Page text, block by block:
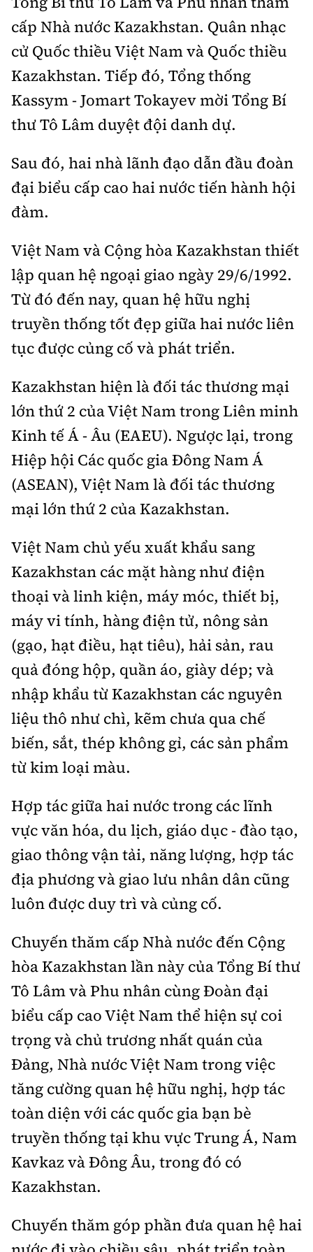
Tổng biên tập:Nguyễn Thị Hồng Nga
Phó Tổng biên tập:Nguyễn Sơn Tùng,
Nguyễn Đức Thắng, La Đức Hùng
Hotline:
0901 514 799
Quảng cáo và Phát hành:
0915 057 282
Email:bandoc@baoxaydung.vn
chấp thuận bằng văn bản.
Thông tin tòa
cấp Nhà nước Kazakhstan. Quân nhạc
cử Quốc thiều Việt Nam và Quốc thiều
Kazakhstan. Tiếp đó, Tổng thống
Kassym - Jomart Tokayev mời Tổng Bí
thư Tô Lâm duyệt đội danh dự.
Sau đó, hai nhà lãnh đạo dẫn đầu đoàn
đại biểu cấp cao hai nước tiến hành hội
đàm.
Việt Nam và Cộng hòa Kazakhstan thiết
lập quan hệ ngoại giao ngày 29/6/1992.
Từ đó đến nay, quan hệ hữu nghị
truyền thống tốt đẹp giữa hai nước liên
tục được củng cố và phát triển.
Kazakhstan hiện là đối tác thương mại
lớn thứ 2 của Việt Nam trong Liên minh
Kinh tế Á - Âu (EAEU). Ngược lại, trong
Hiệp hội Các quốc gia Đông Nam Á
(ASEAN), Việt Nam là đối tác thương
mại lớn thứ 2 của Kazakhstan.
Việt Nam chủ yếu xuất khẩu sang
Kazakhstan các mặt hàng như điện
thoại và linh kiện, máy móc, thiết bị,
máy vi tính, hàng điện tử, nông sản
(gạo, hạt điều, hạt tiêu), hải sản, rau
quả đóng hộp, quần áo, giày dép; và
nhập khẩu từ Kazakhstan các nguyên
liệu thô như chì, kẽm chưa qua chế
biến, sắt, thép không gỉ, các sản phẩm
từ kim loại màu.
Hợp tác giữa hai nước trong các lĩnh
vực văn hóa, du lịch, giáo dục - đào tạo,
giao thông vận tải, năng lượng, hợp tác
địa phương và giao lưu nhân dân cũng
luôn được duy trì và củng cố.
Chuyến thăm cấp Nhà nước đến Cộng
hòa Kazakhstan lần này của Tổng Bí thư
Tô Lâm và Phu nhân cùng Đoàn đại
biểu cấp cao Việt Nam thể hiện sự coi
trọng và chủ trương nhất quán của
Đảng, Nhà nước Việt Nam trong việc
tăng cường quan hệ hữu nghị, hợp tác
toàn diện với các quốc gia bạn bè
truyền thống tại khu vực Trung Á, Nam
Kavkaz và Đông Âu, trong đó có
Kazakhstan.
Chuyến thăm góp phần đưa quan hệ hai